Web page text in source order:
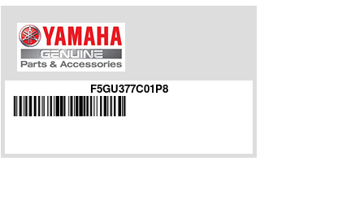
F5GU377C01P8